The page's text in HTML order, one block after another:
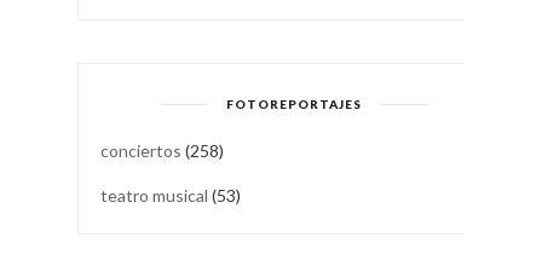
FOTOREPORTAJES
conciertos (258)
teatro musical (53)